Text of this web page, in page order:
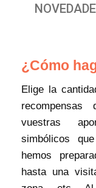
¿Cómo
Elige la
vuestras
simbólicos
hemos
hasta una